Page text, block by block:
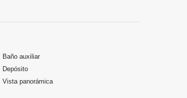
Baño auxiliar
Depósito
Vista panorámica